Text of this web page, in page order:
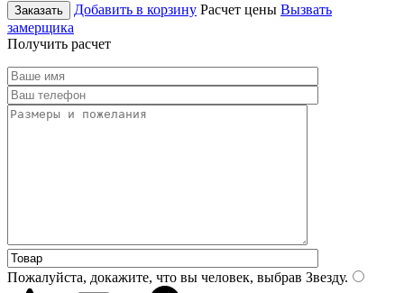
Заказать Добавить в корзину Расчет цены Вызвать
замерщика
Получить расчет
Пожалуйста, докажите, что вы человек, выбрав Звезду.